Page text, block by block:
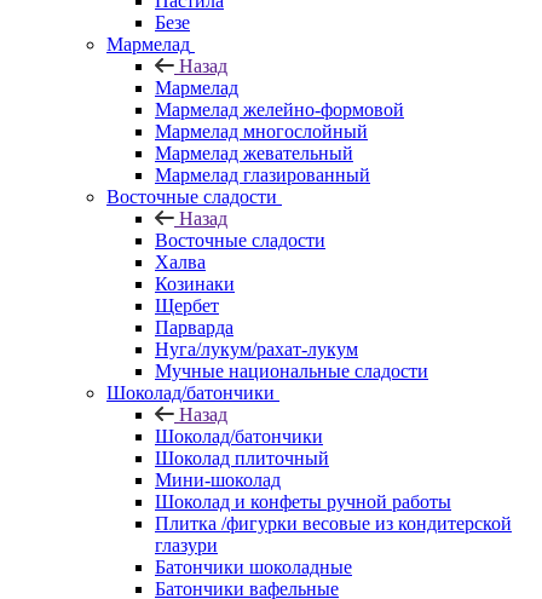
Безе
Мармелад
Назад
Мармелад
Мармелад желейно-формовой
Мармелад многослойный
Мармелад жевательный
Мармелад глазированный
Восточные сладости
Назад
Восточные сладости
Халва
Козинаки
Щербет
Парварда
Нуга/лукум/рахат-лукум
Мучные национальные сладости
Шоколад/батончики
Назад
Шоколад/батончики
Шоколад плиточный
Мини-шоколад
Шоколад и конфеты ручной работы
Плитка /фигурки весовые из кондитерской
глазури
Батончики шоколадные
Батончики вафельные